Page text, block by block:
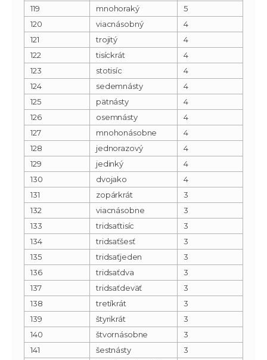
119
mnohoraký
5
120
viacnásobný
4
121
trojitý
4
122
tisíckrát
4
123
stotisíc
4
124
sedemnásty
4
125
pätnásty
4
126
osemnásty
4
127
mnohonásobne
4
128
jednorazový
4
129
jedinký
4
130
dvojako
4
131
zopárkrát
3
132
viacnásobne
3
133
tridsaťtisíc
3
134
tridsaťšesť
3
135
tridsaťjeden
3
136
tridsaťdva
3
137
tridsaťdeväť
3
138
tretíkrát
3
139
štyrikrát
3
140
štvornásobne
3
141
šestnásty
3